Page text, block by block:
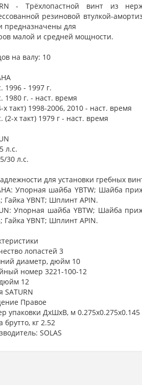
- Трёхлопастной винт из
резиновой втулкой-
предназначены для
малой и средней мощности.
на валу: 10
1996 - 1997 г.
1980 г. - наст. время
х такт) 1998-2006, 2010 - наст. время
(2-х такт) 1979 г - наст. время
л.с.
30 л.с.
для установки гребных
Упорная шайба YBTW; Шайба
Гайка YBNT; Шплинт APIN.
Упорная шайба YBTW; Шайба
Гайка YBNT; Шплинт APIN.
лопастей 3
диаметр, дюйм 10
номер 3221-100-12
12
SATURN
Правое
упаковки ДхШхВ, м 0.275x0.275x0.145
брутто, кг 2.52
SOLAS